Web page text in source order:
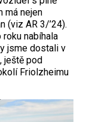
má nejen
(viz AR 3/’24).
nabíhala
jsme dostali v
ještě pod
Friolzheimu